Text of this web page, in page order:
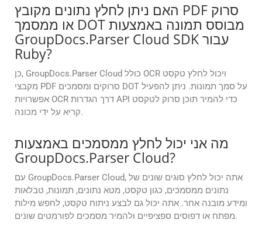
האם ניתן לחלץ נתונים מקובץ PDF סרוק
או ממסמך DOT מבוסס תמונה באמצעות
GroupDocs.Parser Cloud SDK עבור
Ruby?
כן, GroupDocs.Parser Cloud כולל OCR ויכול לחלץ טקסט
מקבצי PDF סרוקים ומסמכים DOT על סמך תמונות. ניתן להפעיל
אפשרויות OCR דרך הגדרות API כדי להמיר תוכן סרוק לטקסט
קריא על ידי מכונה.
מה אני יכול לחלץ ממסמכים באמצעות
GroupDocs.Parser Cloud?
עם GroupDocs.Parser Cloud, אתה יכול לחלץ סוגים שונים של
נתונים ממסמכים, כגון טקסט, מטא נתונים, תמונות, טבלאות
ומידע מובנה אחר. אתה יכול גם לבצע ניתוח טקסט, לחפש מילות
מפתח או דפוסים ספציפיים ולהמיר מסמכים לפורמטים שונים.